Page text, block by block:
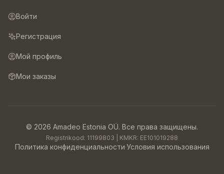
Войти
Регистрация
Мой профиль
Мои заказы
© 2026 Amadeo Estonia OÜ. Все права защищены.
Registrikood: 11199803 | KMKR: EE101019288
Политика конфиденциальности·Условия использования